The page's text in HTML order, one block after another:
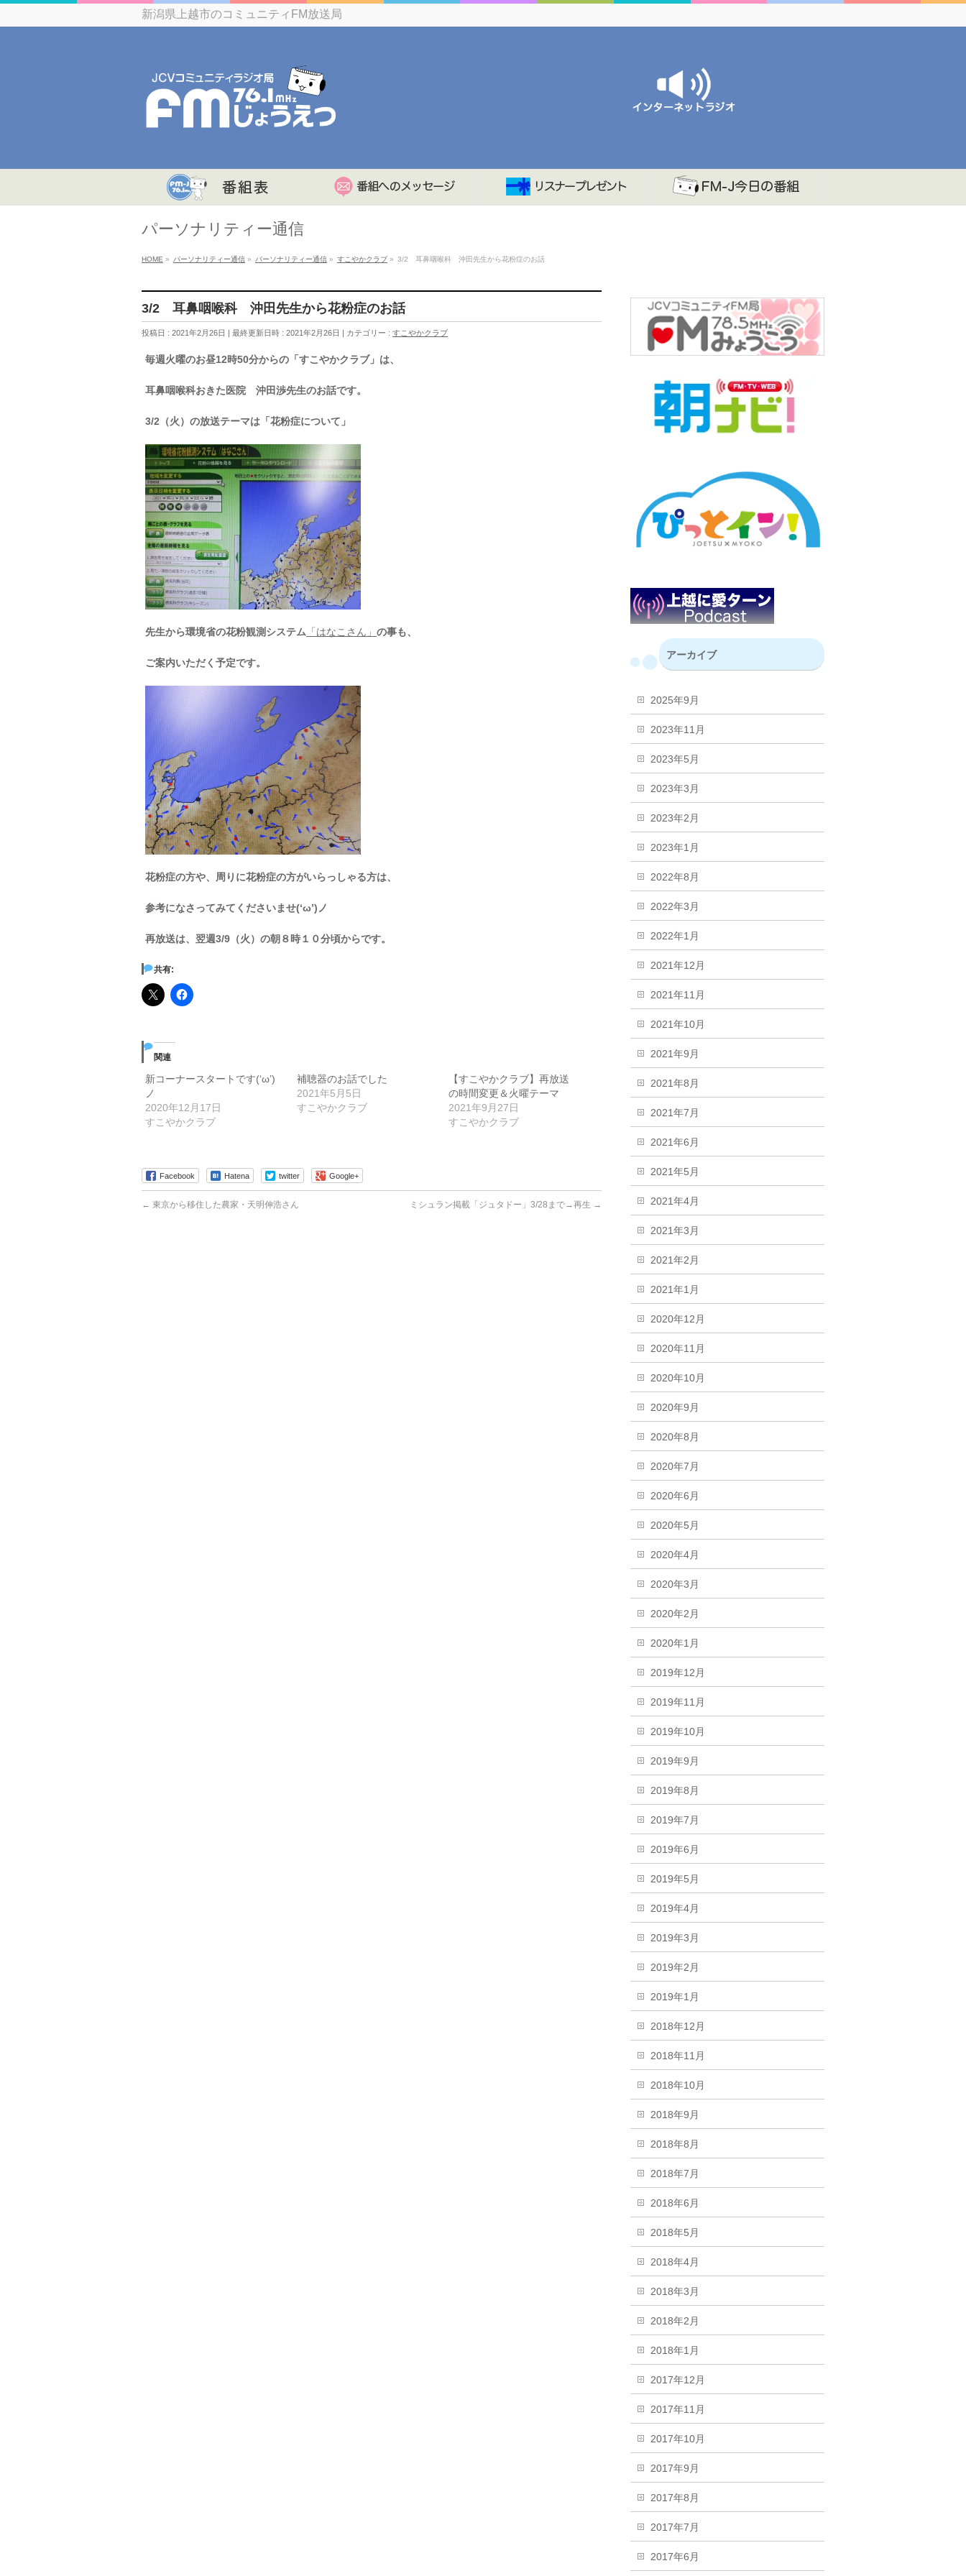
新潟県上越市のコミュニティFM放送局
パーソナリティー通信
HOME » パーソナリティー通信 » パーソナリティー通信 » すこやかクラブ » 3/2 耳鼻咽喉科 沖田先生から花粉症のお話
3/2 耳鼻咽喉科 沖田先生から花粉症のお話
投稿日 : 2021年2月26日 最終更新日時 : 2021年2月26日 カテゴリー : すこやかクラブ
毎週火曜のお昼12時50分からの「すこやかクラブ」は、
耳鼻咽喉科おきた医院 沖田渉先生のお話です。
3/2（火）の放送テーマは「花粉症について」
先生から環境省の花粉観測システム 「はなこさん」 の事も、
ご案内いただく予定です。
花粉症の方や、周りに花粉症の方がいらっしゃる方は、
参考になさってみてくださいませ(‘ω’)ノ
再放送は、翌週3/9（火）の朝８時１０分頃からです。
共有:
関連
新コーナースタートです(‘ω’)
ノ
2020年12月17日
すこやかクラブ
補聴器のお話でした
2021年5月5日
すこやかクラブ
【すこやかクラブ】再放送
の時間変更＆火曜テーマ
2021年9月27日
すこやかクラブ
Facebook Hatena twitter Google+
← 東京から移住した農家・天明伸浩さん ミシュラン掲載「ジュタドー」3/28まで→再生 →
アーカイブ
2025年9月
2023年11月
2023年5月
2023年3月
2023年2月
2023年1月
2022年8月
2022年3月
2022年1月
2021年12月
2021年11月
2021年10月
2021年9月
2021年8月
2021年7月
2021年6月
2021年5月
2021年4月
2021年3月
2021年2月
2021年1月
2020年12月
2020年11月
2020年10月
2020年9月
2020年8月
2020年7月
2020年6月
2020年5月
2020年4月
2020年3月
2020年2月
2020年1月
2019年12月
2019年11月
2019年10月
2019年9月
2019年8月
2019年7月
2019年6月
2019年5月
2019年4月
2019年3月
2019年2月
2019年1月
2018年12月
2018年11月
2018年10月
2018年9月
2018年8月
2018年7月
2018年6月
2018年5月
2018年4月
2018年3月
2018年2月
2018年1月
2017年12月
2017年11月
2017年10月
2017年9月
2017年8月
2017年7月
2017年6月